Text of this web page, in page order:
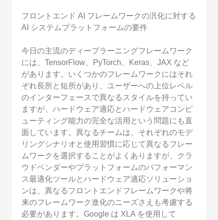
フロントエンド AI フレームワークの汎化に対する
AI システムプラットフォームの要件
今日の主流のディープラーニングフレームワーク
には、TensorFlow、PyTorch、Keras、JAX など
があります。いくつかのフレームワークにはそれ
ぞれ長所と短所があり、ユーザーへの上位レベル
のインターフェースで異なるスタイルを持ってい
ますが、ハードウェア適応とハードウェアコンピ
ューティング能力の完全な活用という問題にも直
面しています。異なるチームは、それぞれのモデ
リングシナリオと使用習慣に応じて異なるフレー
ムワークを選択することがよくありますが、クラ
ウドベンダーやプラットフォームのパフォーマン
ス最適化ツールとハードウェア適応ソリューショ
ンは、異なるフロントエンドフレームワークや将
来のフレームワーク進化のニーズさえも考慮する
必要があります。Google は XLA を使用して